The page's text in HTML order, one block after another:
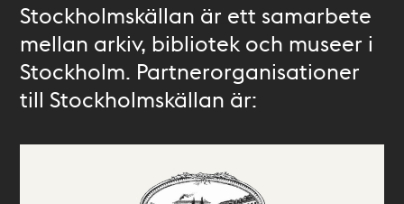
Stockholmskällan är ett samarbete
mellan arkiv, bibliotek och museer i
Stockholm. Partnerorganisationer
till Stockholmskällan är: